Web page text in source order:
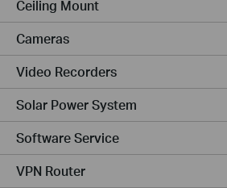
Ceiling Mount
Cameras
Video Recorders
Solar Power System
Software Service
VPN Router